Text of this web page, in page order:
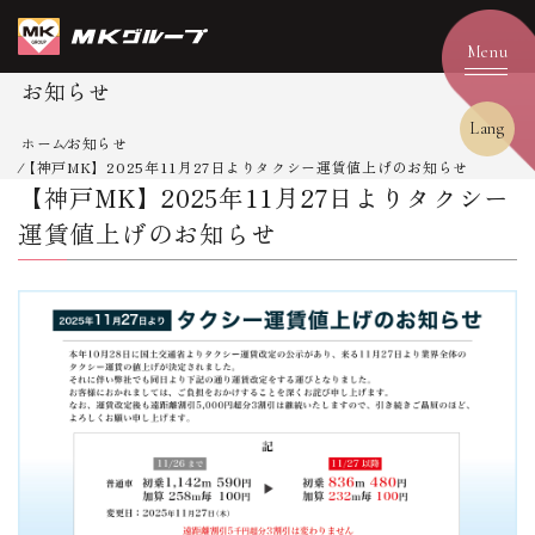
Lang
お知らせ
ホームお知らせ
【神戸MK】2025年11月27日よりタクシー運賃値上げのお知らせ
【神戸MK】2025年11月27日よりタクシー
運賃値上げのお知らせ